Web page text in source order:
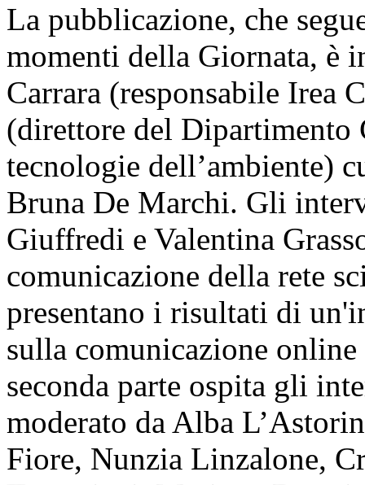
La pubblicazione, che
momenti della Giornata, è
Carrara (responsabile Irea
(direttore del Dipartimento
tecnologie dell’ambiente)
Bruna De Marchi. Gli
Giuffredi e Valentina
comunicazione della rete
presentano i risultati di
sulla comunicazione
seconda parte ospita gli
moderato da Alba
Fiore, Nunzia Linzalone,